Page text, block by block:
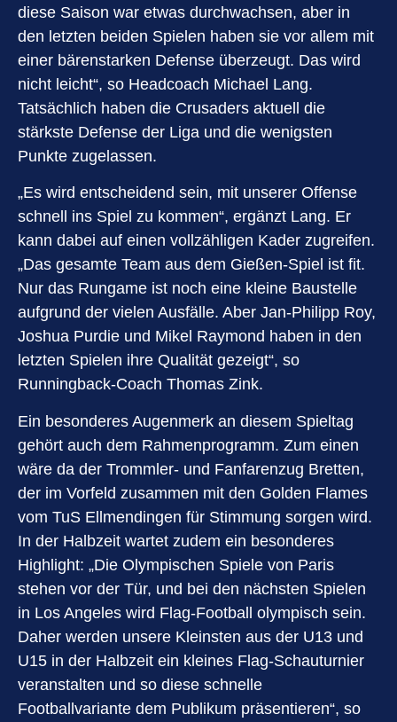
diese Saison war etwas durchwachsen, aber in
den letzten beiden Spielen haben sie vor allem mit
einer bärenstarken Defense überzeugt. Das wird
nicht leicht“, so Headcoach Michael Lang.
Tatsächlich haben die Crusaders aktuell die
stärkste Defense der Liga und die wenigsten
Punkte zugelassen.
„Es wird entscheidend sein, mit unserer Offense
schnell ins Spiel zu kommen“, ergänzt Lang. Er
kann dabei auf einen vollzähligen Kader zugreifen.
„Das gesamte Team aus dem Gießen-Spiel ist fit.
Nur das Rungame ist noch eine kleine Baustelle
aufgrund der vielen Ausfälle. Aber Jan-Philipp Roy,
Joshua Purdie und Mikel Raymond haben in den
letzten Spielen ihre Qualität gezeigt“, so
Runningback-Coach Thomas Zink.
Ein besonderes Augenmerk an diesem Spieltag
gehört auch dem Rahmenprogramm. Zum einen
wäre da der Trommler- und Fanfarenzug Bretten,
der im Vorfeld zusammen mit den Golden Flames
vom TuS Ellmendingen für Stimmung sorgen wird.
In der Halbzeit wartet zudem ein besonderes
Highlight: „Die Olympischen Spiele von Paris
stehen vor der Tür, und bei den nächsten Spielen
in Los Angeles wird Flag-Football olympisch sein.
Daher werden unsere Kleinsten aus der U13 und
U15 in der Halbzeit ein kleines Flag-Schauturnier
veranstalten und so diese schnelle
Footballvariante dem Publikum präsentieren“, so